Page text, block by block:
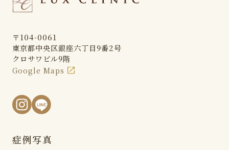
〒104-0061
東京都中央区銀座六丁目9番2号
クロサワビル9階
Google Maps
症例写真